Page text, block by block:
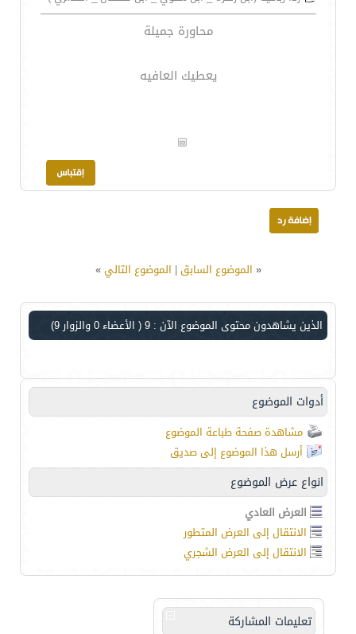
محاورة جميلة
يعطيك العافيه
« الموضوع السابق| الموضوع التالي»
الذين يشاهدون محتوى الموضوع الآن : 9 ( الأعضاء 0 والزوار 9)
أدوات الموضوع
مشاهدة صفحة طباعة الموضوع
أرسل هذا الموضوع إلى صديق
انواع عرض الموضوع
العرض العادي
الانتقال إلى العرض المتطور
الانتقال إلى العرض الشجري
تعليمات المشاركة